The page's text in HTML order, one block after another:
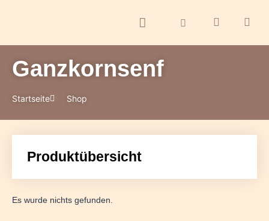
Ganzkornsenf
Startseite Shop
Produktübersicht
Es wurde nichts gefunden.